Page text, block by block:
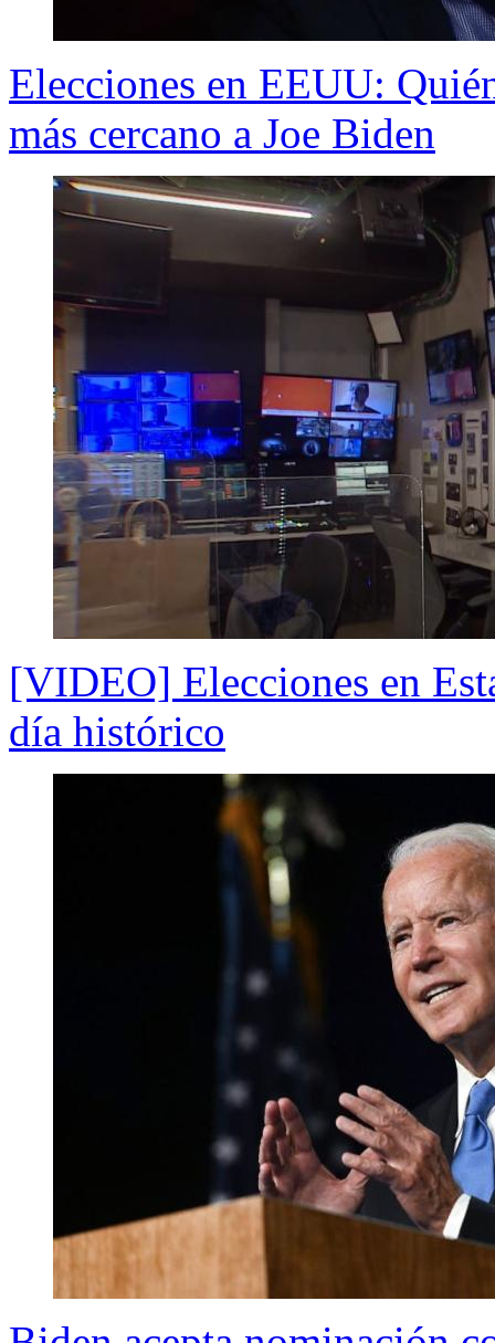
Elecciones en EEUU:
más cercano a Joe Biden
[VIDEO] Elecciones en
día histórico